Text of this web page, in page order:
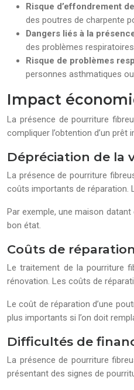
Risque d’effondrement
des poutres de charpente
Dangers liés à la
des problèmes
Risque de problèmes
personnes asthmatiques
Impact
La présence de pourriture
compliquer l’obtention d’un prêt
Dépréciation de la
La présence de pourriture
coûts importants de réparation.
Par exemple, une maison
bon état.
Coûts de
Le traitement de la pourriture
rénovation. Les coûts de
Le coût de réparation d’une
plus importants si l’on doit
Difficultés de
La présence de pourriture
présentant des signes de